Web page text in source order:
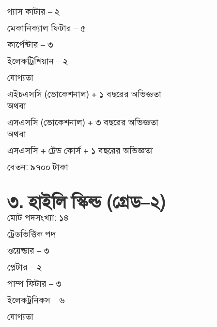
গ্যাস কাটার – ২
মেকানিক্যাল ফিটার – ৫
কার্পেন্টার – ৩
ইলেকট্রিশিয়ান – ২
যোগ্যতা
এইচএসসি (ভোকেশনাল) + ১ বছরের অভিজ্ঞতা
অথবা
এসএসসি (ভোকেশনাল) + ৩ বছরের অভিজ্ঞতা
অথবা
এসএসসি + ট্রেড কোর্স + ১ বছরের অভিজ্ঞতা
বেতন: ৯৭০০ টাকা
৩. হাইলি স্কিল্ড (গ্রেড–২)
মোট পদসংখ্যা: ১৪
ট্রেডভিত্তিক পদ
ওয়েল্ডার – ৩
প্লেটার – ২
পাম্প ফিটার – ৩
ইলেকট্রনিকস – ৬
যোগ্যতা